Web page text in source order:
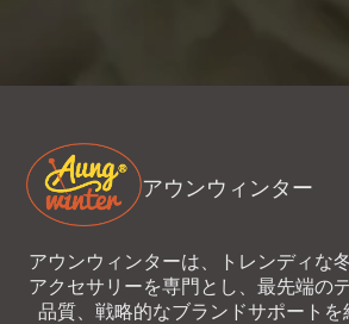
アウンウィンター
アウンウィンターは、トレンディな
アクセサリーを専門とし、最先端の
品質、戦略的なブランドサポートを